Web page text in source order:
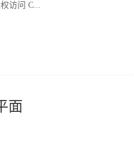
访问 C...
面